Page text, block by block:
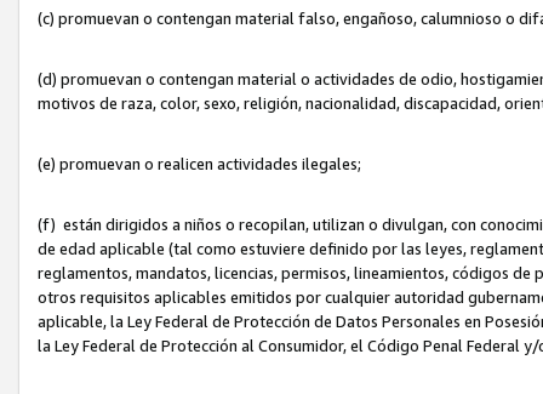
(c) promuevan o contengan material falso, engañoso, calumnioso o
(d) promuevan o contengan material o actividades de odio,
motivos de raza, color, sexo, religión, nacionalidad, discapacidad,
(e) promuevan o realicen actividades ilegales;
(f) están dirigidos a niños o recopilan, utilizan o divulgan, con
de edad aplicable (tal como estuviere definido por las leyes,
reglamentos, mandatos, licencias, permisos, lineamientos, códigos
otros requisitos aplicables emitidos por cualquier autoridad
aplicable, la Ley Federal de Protección de Datos Personales en
la Ley Federal de Protección al Consumidor, el Código Penal Federal